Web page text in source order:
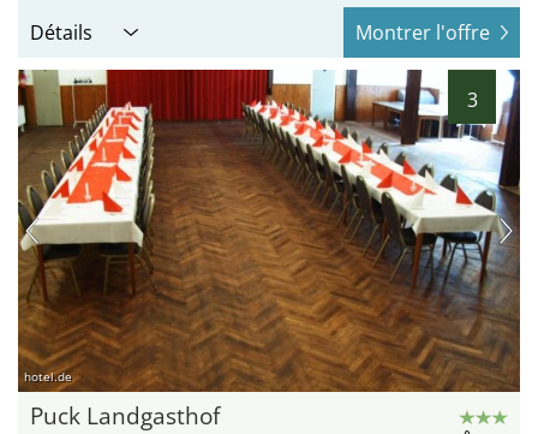
Détails Montrer l'offre
3
hotel.de
Puck Landgasthof